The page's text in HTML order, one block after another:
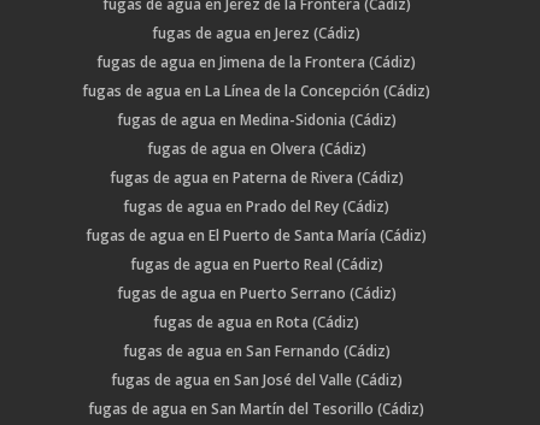
fugas de agua en Jerez de la Frontera (Cádiz)
fugas de agua en Jerez (Cádiz)
fugas de agua en Jimena de la Frontera (Cádiz)
fugas de agua en La Línea de la Concepción (Cádiz)
fugas de agua en Medina-Sidonia (Cádiz)
fugas de agua en Olvera (Cádiz)
fugas de agua en Paterna de Rivera (Cádiz)
fugas de agua en Prado del Rey (Cádiz)
fugas de agua en El Puerto de Santa María (Cádiz)
fugas de agua en Puerto Real (Cádiz)
fugas de agua en Puerto Serrano (Cádiz)
fugas de agua en Rota (Cádiz)
fugas de agua en San Fernando (Cádiz)
fugas de agua en San José del Valle (Cádiz)
fugas de agua en San Martín del Tesorillo (Cádiz)